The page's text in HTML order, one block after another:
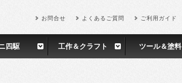
お問合せ よくあるご質問 ご利用ガイド
四駆 工作＆クラフト ツール＆塗料